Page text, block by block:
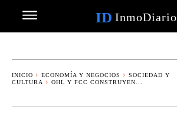
ID InmoDiario
INICIO ECONOMÍA Y NEGOCIOS
SOCIEDAD Y
CULTURA
OHL Y FCC CONSTRUYEN...